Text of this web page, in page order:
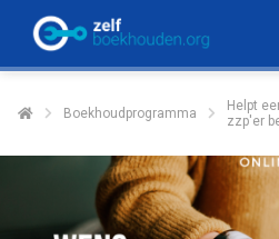
Boekhoudprogramma
Helpt
zzp'er